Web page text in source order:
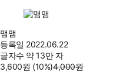
맴맴
등록일 2022.06.22
글자수 약 13만 자
3,600원 (10%)4,000원